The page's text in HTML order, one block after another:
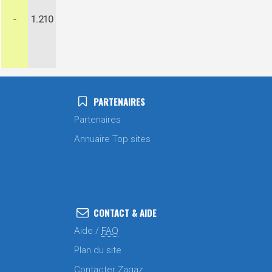
- 1.210
PARTENAIRES
Partenaires
Annuaire Top sites
CONTACT & AIDE
Aide / FAQ
Plan du site
Contacter Zagaz